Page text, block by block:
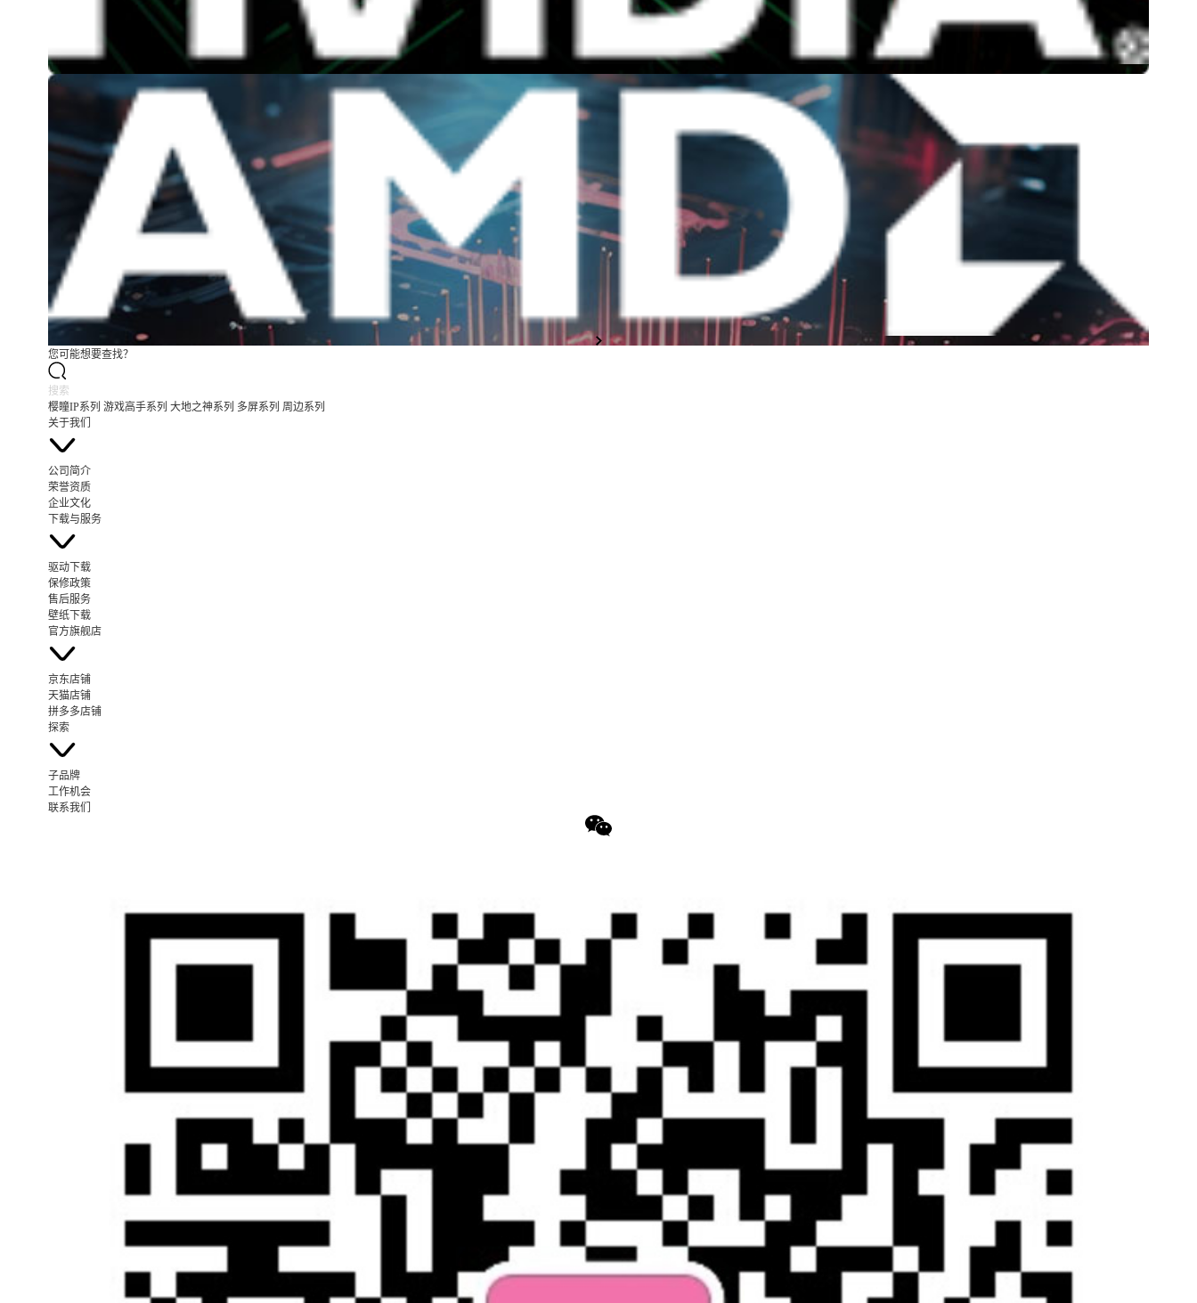
您可能想要查找？
樱瞳IP系列 游戏高手系列 大地之神系列 多屏系列 周边系列
关于我们
公司简介
荣誉资质
企业文化
下载与服务
驱动下载
保修政策
售后服务
壁纸下载
官方旗舰店
京东店铺
天猫店铺
拼多多店铺
探索
子品牌
工作机会
联系我们